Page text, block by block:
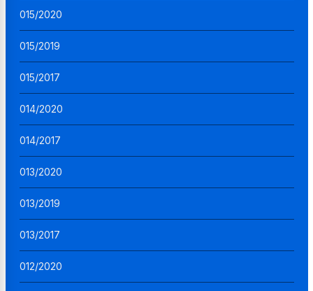
015/2020
015/2019
015/2017
014/2020
014/2017
013/2020
013/2019
013/2017
012/2020